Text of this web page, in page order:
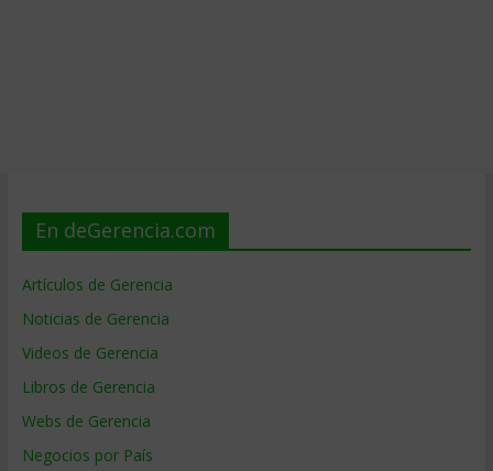
En deGerencia.com
Artículos de Gerencia
Noticias de Gerencia
Videos de Gerencia
Libros de Gerencia
Webs de Gerencia
Negocios por País